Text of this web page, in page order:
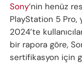
Sony‘nin henüz
PlayStation 5 Pro,
2024’te
bir rapora göre,
sertifikasyon için